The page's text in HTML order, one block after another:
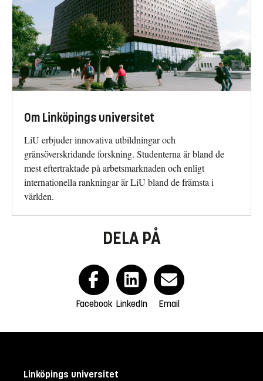
Om Linköpings universitet
LiU erbjuder innovativa utbildningar och
gränsöverskridande forskning. Studenterna är bland de
mest eftertraktade på arbetsmarknaden och enligt
internationella rankningar är LiU bland de främsta i
världen.
DELA PÅ
Facebook LinkedIn Email
Linköpings universitet